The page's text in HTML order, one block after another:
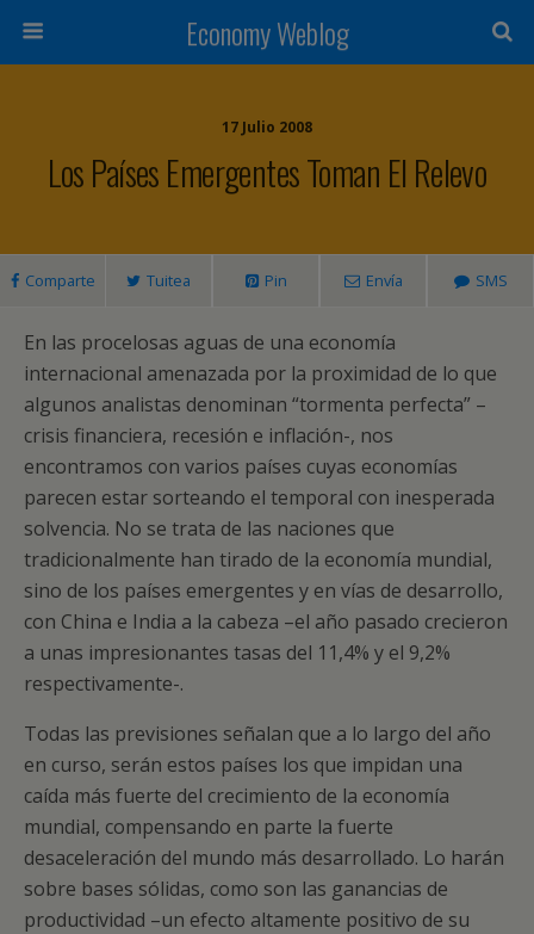
Economy Weblog
17 Julio 2008
Los Países Emergentes Toman El Relevo
Comparte Tuitea Pin Envía SMS
En las procelosas aguas de una economía
internacional amenazada por la proximidad de lo que
algunos analistas denominan “tormenta perfecta” –
crisis financiera, recesión e inflación-, nos
encontramos con varios países cuyas economías
parecen estar sorteando el temporal con inesperada
solvencia. No se trata de las naciones que
tradicionalmente han tirado de la economía mundial,
sino de los países emergentes y en vías de desarrollo,
con China e India a la cabeza –el año pasado crecieron
a unas impresionantes tasas del 11,4% y el 9,2%
respectivamente-.
Todas las previsiones señalan que a lo largo del año
en curso, serán estos países los que impidan una
caída más fuerte del crecimiento de la economía
mundial, compensando en parte la fuerte
desaceleración del mundo más desarrollado. Lo harán
sobre bases sólidas, como son las ganancias de
productividad –un efecto altamente positivo de su